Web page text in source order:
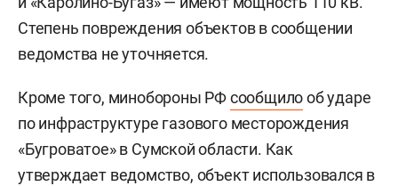
Степень повреждения объектов в сообщении
ведомства не уточняется.
Кроме того, минобороны РФсообщилооб ударе
по инфраструктуре газового месторождения
«Бугроватое» в Сумской области. Как
утверждает ведомство, объект использовался в